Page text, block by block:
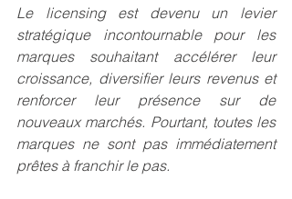
Le licensing est devenu un levier
stratégique incontournable pour les
marques souhaitant accélérer leur
croissance, diversifier leurs revenus et
renforcer leur présence sur de
nouveaux marchés. Pourtant, toutes les
marques ne sont pas immédiatement
prêtes à franchir le pas.